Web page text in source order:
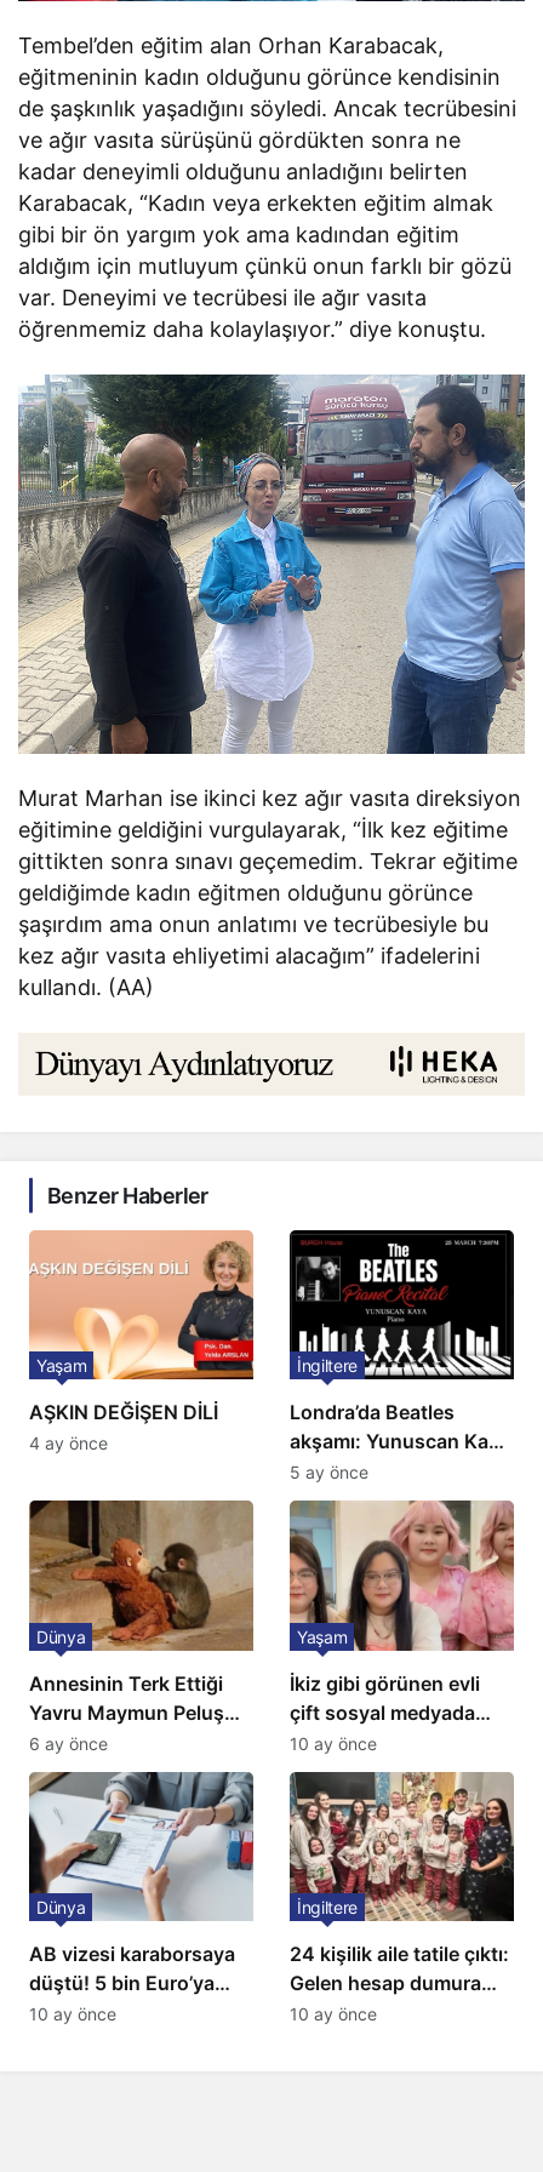
Tembel’den eğitim alan Orhan Karabacak,
eğitmeninin kadın olduğunu görünce kendisinin
de şaşkınlık yaşadığını söyledi. Ancak tecrübesini
ve ağır vasıta sürüşünü gördükten sonra ne
kadar deneyimli olduğunu anladığını belirten
Karabacak, “Kadın veya erkekten eğitim almak
gibi bir ön yargım yok ama kadından eğitim
aldığım için mutluyum çünkü onun farklı bir gözü
var. Deneyimi ve tecrübesi ile ağır vasıta
öğrenmemiz daha kolaylaşıyor.” diye konuştu.
Murat Marhan ise ikinci kez ağır vasıta direksiyon
eğitimine geldiğini vurgulayarak, “İlk kez eğitime
gittikten sonra sınavı geçemedim. Tekrar eğitime
geldiğimde kadın eğitmen olduğunu görünce
şaşırdım ama onun anlatımı ve tecrübesiyle bu
kez ağır vasıta ehliyetimi alacağım” ifadelerini
kullandı. (AA)
Benzer Haberler
AŞKIN DEĞİŞEN DİLİ
Yaşam
4 ay önce
Londra’da Beatles
akşamı: Yunuscan Kaya
klasik yorumuyla
sahnede
İngiltere
5 ay önce
Annesinin Terk Ettiği
Yavru Maymun Peluş
Oyuncağını Anne Bildi
Dünya
6 ay önce
İkiz gibi görünen evli
çift sosyal medyada
gündem oldu
Yaşam
10 ay önce
AB vizesi karaborsaya
düştü! 5 bin Euro’ya
varan fiyatlarla
Dünya
10 ay önce
24 kişilik aile tatile çıktı:
Gelen hesap dumura
uğrattı
İngiltere
10 ay önce